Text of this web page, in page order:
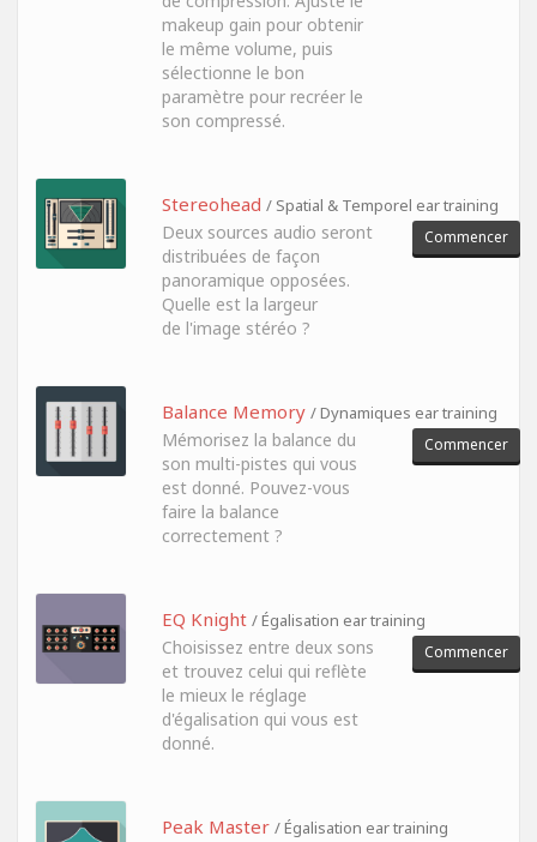
makeup gain pour obtenir
le même volume, puis
sélectionne le bon
paramètre pour recréer le
son compressé.
Stereohead / Spatial & Temporel ear training
Deux sources audio seront
distribuées de façon
panoramique opposées.
Quelle est la largeur
de l'image stéréo ?
Commencer
Balance Memory / Dynamiques ear training
Mémorisez la balance du
son multi-pistes qui vous
est donné. Pouvez-vous
faire la balance
correctement ?
Commencer
EQ Knight / Égalisation ear training
Choisissez entre deux sons
et trouvez celui qui reflète
le mieux le réglage
d'égalisation qui vous est
donné.
Commencer
Peak Master / Égalisation ear training